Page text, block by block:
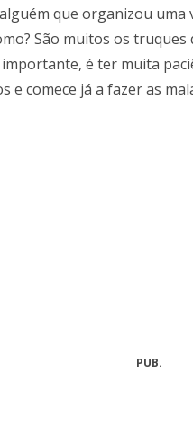
que organizou uma
São muitos os
é ter muita
e comece já a fazer as
PUB.